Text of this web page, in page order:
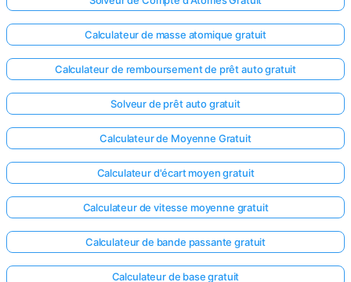
le
Posez
votre
Calculateur de masse atomique gratuit
Calculateur de remboursement de prêt auto gratuit
Solveur de prêt auto gratuit
Calculateur de Moyenne Gratuit
Calculateur d'écart moyen gratuit
Calculateur de vitesse moyenne gratuit
Calculateur de bande passante gratuit
Calculateur de base gratuit